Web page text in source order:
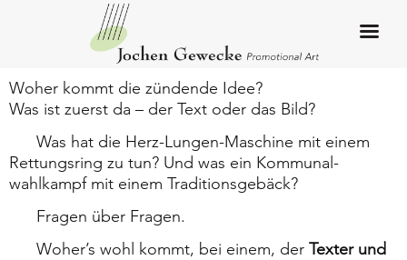
Woher kommt die zündende Idee?
Was ist zuerst da – der Text oder das Bild?
Was hat die Herz-Lungen-Maschine mit einem
Rettungsring zu tun? Und was ein Kommunal­
wahlkampf mit einem Traditionsgebäck?
Fragen über Fragen.
Woher’s wohl kommt, bei einem, der Texter und